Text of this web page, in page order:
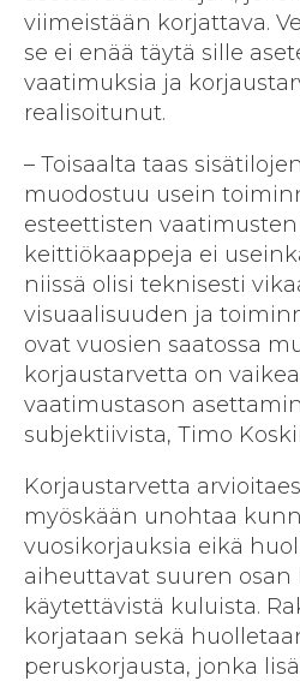
viimeistään korjattava.
se ei enää täytä sille
vaatimuksia ja
realisoitunut.
– Toisaalta taas
muodostuu usein
esteettisten
keittiökaappeja ei
niissä olisi teknisesti
visuaalisuuden ja
ovat vuosien saatossa
korjaustarvetta on
vaatimustason
subjektiivista, Timo
Korjaustarvetta
myöskään unohtaa
vuosikorjauksia eikä
aiheuttavat suuren osan
käytettävistä kuluista.
korjataan sekä
peruskorjausta, jonka